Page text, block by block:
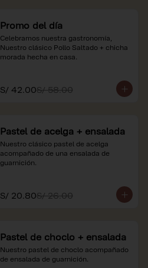
referenciales.
Promo del día
Celebramos nuestra gastronomía,
Nuestro clásico Pollo Saltado + chicha
morada hecha en casa.
S/ 42.00S/ 58.00
Pastel de acelga + ensalada
Nuestro clásico pastel de acelga
acompañado de una ensalada de
guarnición.
S/ 20.80S/ 26.00
Pastel de choclo + ensalada
Nuestro pastel de choclo acompañado
de ensalada de guarnición.